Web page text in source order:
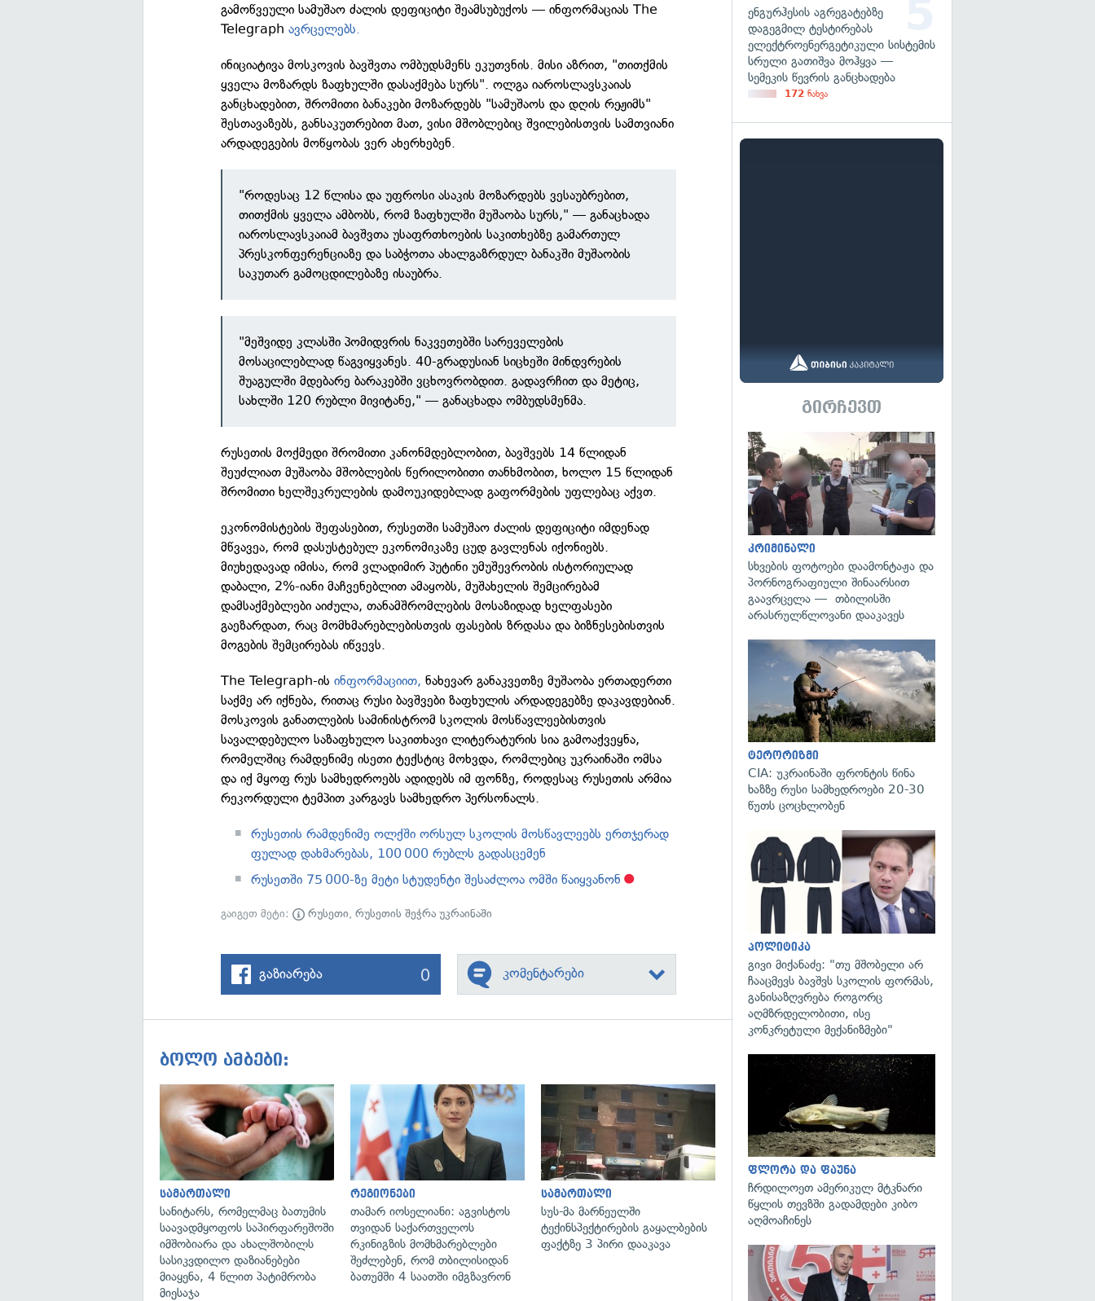
გამოწვეული სამუშაო ძალის დეფიციტი შეამსუბუქოს — ინფორმაციას The
Telegraphავრცელებს.
ინიციატივა მოსკოვის ბავშვთა ომბუდსმენს ეკუთვნის. მისი აზრით, "თითქმის
ყველა მოზარდს ზაფხულში დასაქმება სურს". ოლგა იაროსლავსკაიას
განცხადებით, შრომითი ბანაკები მოზარდებს "სამუშაოს და დღის რეჟიმს"
შესთავაზებს, განსაკუთრებით მათ, ვისი მშობლებიც შვილებისთვის სამთვიანი
არდადეგების მოწყობას ვერ ახერხებენ.
"როდესაც 12 წლისა და უფროსი ასაკის მოზარდებს ვესაუბრებით,
თითქმის ყველა ამბობს, რომ ზაფხულში მუშაობა სურს," — განაცხადა
იაროსლავსკაიამ ბავშვთა უსაფრთხოების საკითხებზე გამართულ
პრესკონფერენციაზე და საბჭოთა ახალგაზრდულ ბანაკში მუშაობის
საკუთარ გამოცდილებაზე ისაუბრა.
"მეშვიდე კლასში პომიდვრის ნაკვეთებში სარეველების
მოსაცილებლად წაგვიყვანეს. 40-გრადუსიან სიცხეში მინდვრების
შუაგულში მდებარე ბარაკებში ვცხოვრობდით. გადავრჩით და მეტიც,
სახლში 120 რუბლი მივიტანე," — განაცხადა ომბუდსმენმა.
რუსეთის მოქმედი შრომითი კანონმდებლობით, ბავშვებს 14 წლიდან
შეუძლიათ მუშაობა მშობლების წერილობითი თანხმობით, ხოლო 15 წლიდან
შრომითი ხელშეკრულების დამოუკიდებლად გაფორმების უფლებაც აქვთ.
ეკონომისტების შეფასებით, რუსეთში სამუშაო ძალის დეფიციტი იმდენად
მწვავეა, რომ დასუსტებულ ეკონომიკაზე ცუდ გავლენას იქონიებს.
მიუხედავად იმისა, რომ ვლადიმირ პუტინი უმუშევრობის ისტორიულად
დაბალი, 2%-იანი მაჩვენებლით ამაყობს, მუშახელის შემცირებამ
დამსაქმებლები აიძულა, თანამშრომლების მოსაზიდად ხელფასები
გაეზარდათ, რაც მომხმარებლებისთვის ფასების ზრდასა და ბიზნესებისთვის
მოგების შემცირებას იწვევს.
The Telegraph-ისინფორმაციით, ნახევარ განაკვეთზე მუშაობა ერთადერთი
საქმე არ იქნება, რითაც რუსი ბავშვები ზაფხულის არდადეგებზე დაკავდებიან.
მოსკოვის განათლების სამინისტრომ სკოლის მოსწავლეებისთვის
სავალდებულო საზაფხულო საკითხავი ლიტერატურის სია გამოაქვეყნა,
რომელშიც რამდენიმე ისეთი ტექსტიც მოხვდა, რომლებიც უკრაინაში ომსა
და იქ მყოფ რუს სამხედროებს ადიდებს იმ ფონზე, როდესაც რუსეთის არმია
რეკორდული ტემპით კარგავს სამხედრო პერსონალს.
რუსეთის რამდენიმე ოლქში ორსულ სკოლის მოსწავლეებს ერთჯერად
ფულად დახმარებას, 100 000 რუბლს გადასცემენ
რუსეთში 75 000-ზე მეტი სტუდენტი შესაძლოა ომში წაიყვანონ
გაიგეთ მეტი: რუსეთი,რუსეთის შეჭრა უკრაინაში
გაზიარება 0 კომენტარები
ბოლო ამბები:
გადახედვა
სამართალი
სანიტარს, რომელმაც ბათუმის
საავადმყოფოს საპირფარეშოში
იმშობიარა და ახალშობილს
სასიკვდილო დაზიანებები
მიაყენა, 4 წლით პატიმრობა
მიესაჯა
გადახედვა
რეგიონები
თამარ იოსელიანი: აგვისტოს
თვიდან საქართველოს
რკინიგზის მომხმარებლები
შეძლებენ, რომ თბილისიდან
ბათუმში 4 საათში იმგზავრონ
გადახედვა
სამართალი
სუს-მა მარნეულში
ტექინსპექტირების გაყალბების
ფაქტზე 3 პირი დააკავა
ენგურჰესის აგრეგატებზე
დაგეგმილ ტესტირებას
ელექტროენერგეტიკული სისტემის
სრული გათიშვა მოჰყვა —
სემეკის წევრის განცხადება
172 ნახვა
გირჩევთ
კრიმინალი
სხვების ფოტოები დაამონტაჟა და
პორნოგრაფიული შინაარსით
გაავრცელა — თბილისში
არასრულწლოვანი დააკავეს
ტერორიზმი
CIA: უკრაინაში ფრონტის წინა
ხაზზე რუსი სამხედროები 20-30
წუთს ცოცხლობენ
პოლიტიკა
გივი მიქანაძე: "თუ მშობელი არ
ჩააცმევს ბავშვს სკოლის ფორმას,
განისაზღვრება როგორც
აღმზრდელობითი, ისე
კონკრეტული მექანიზმები"
ფლორა და ფაუნა
ჩრდილოეთ ამერიკულ მტკნარი
წყლის თევზში გადამდები კიბო
აღმოაჩინეს